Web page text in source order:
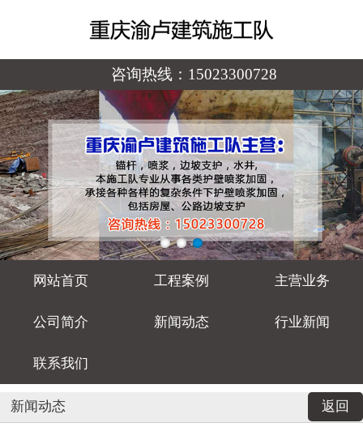
咨询热线： 15023300728
网站首页 工程案例 主营业务
公司简介 新闻动态 行业新闻
联系我们
返回
新闻动态